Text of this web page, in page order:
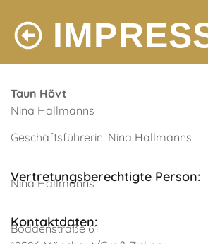
Taun Hövt
Nina Hallmanns
Geschäftsführerin: Nina Hallmanns
Vertretungsberechtigte Person:
Nina Hallmanns
Kontaktdaten:
Boddenstraße 61